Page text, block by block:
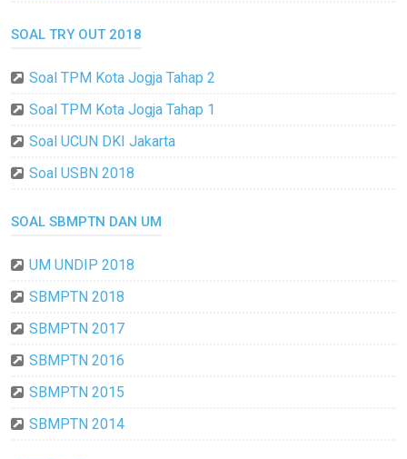
SOAL TRY OUT 2018
Soal TPM Kota Jogja Tahap 2
Soal TPM Kota Jogja Tahap 1
Soal UCUN DKI Jakarta
Soal USBN 2018
SOAL SBMPTN DAN UM
UM UNDIP 2018
SBMPTN 2018
SBMPTN 2017
SBMPTN 2016
SBMPTN 2015
SBMPTN 2014